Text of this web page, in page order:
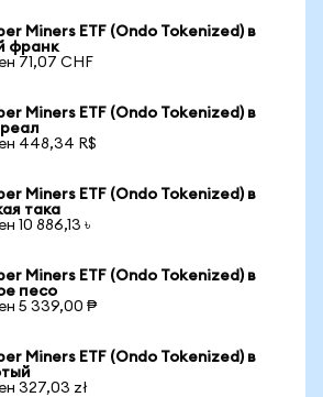
Miners ETF (Ondo Tokenized) в
франк
71,07 CHF
Miners ETF (Ondo Tokenized) в
448,34 R$
Miners ETF (Ondo Tokenized) в
така
10 886,13 ৳
Miners ETF (Ondo Tokenized) в
песо
5 339,00 ₱
Miners ETF (Ondo Tokenized) в
327,03 zł